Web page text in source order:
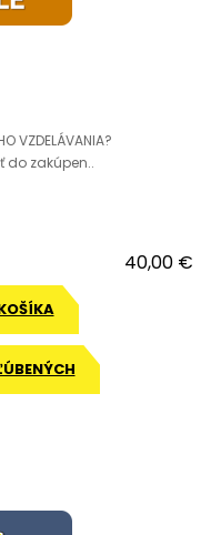
VZDELÁVANIA?
do zakúpen..
40,00 €